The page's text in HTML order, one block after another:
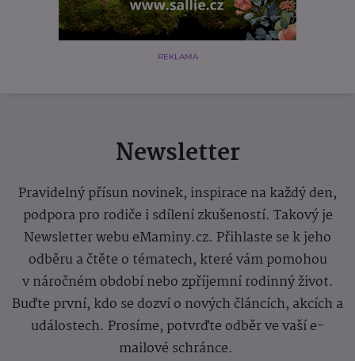
REKLAMA
Newsletter
Pravidelný přísun novinek, inspirace na každý den,
podpora pro rodiče i sdílení zkušeností. Takový je
Newsletter webu eMaminy.cz. Přihlaste se k jeho
odběru a čtěte o tématech, které vám pomohou
v náročném období nebo zpříjemní rodinný život.
Buďte první, kdo se dozví o nových článcích, akcích a
událostech. Prosíme, potvrďte odběr ve vaší e-
mailové schránce.